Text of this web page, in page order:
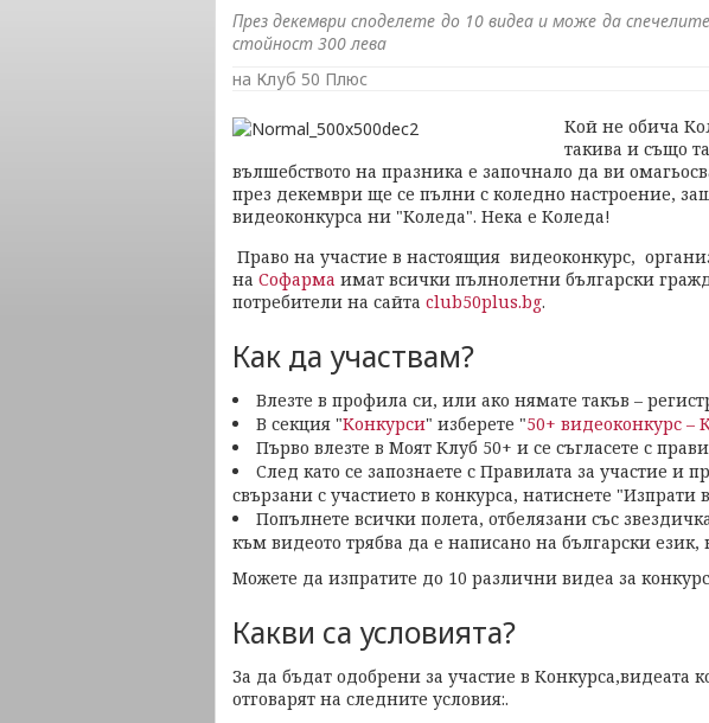
През декември споделете до 10 видеа и може да
стойност 300 лева
на Клуб 50 Плюс
Кой не обича
такива и също
вълшебството на празника е започнало да ви
през декември ще се пълни с коледно настроение,
видеоконкурса ни "Коледа". Нека е Коледа!
Право на участие в настоящия видеоконкурс,
на Софарма имат всички пълнолетни български
потребители на сайта club50plus.bg.
Как да участвам?
Влезте в профила си, или ако нямате такъв –
В секция "Конкурси" изберете "50+ видеоконкурс –
Първо влезте в Моят Клуб 50+ и се съгласете с
След като се запознаете с Правилата за участие и
свързани с участието в конкурса, натиснете "Изпрати
Попълнете всички полета, отбелязани със
към видеото трябва да е написано на български
Можете да изпратите до 10 различни видеа за
Какви са условията?
За да бъдат одобрени за участие в Конкурса,видеата
отговарят на следните условия:.